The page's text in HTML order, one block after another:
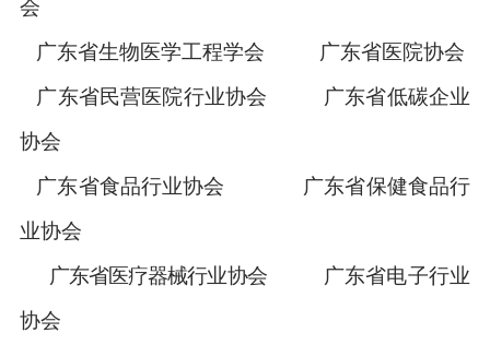
会
广东省生物医学工程学会 广东省医院协会
广东省民营医院行业协会 广东省低碳企业
协会
广东省食品行业协会 广东省保健食品行
业协会
广东省医疗器械行业协会
广东省电子行业
协会